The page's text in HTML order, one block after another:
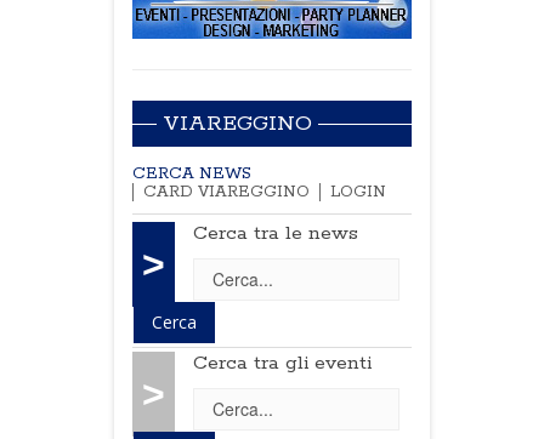
VIAREGGINO
CERCA NEWS
CARD VIAREGGINO
LOGIN
>
Cerca tra le news
>
Cerca tra gli eventi